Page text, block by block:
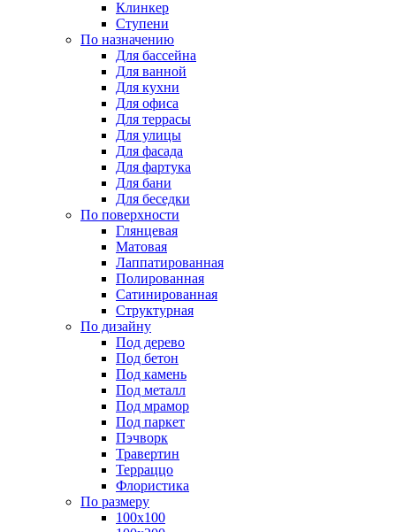
Клинкер
Ступени
По назначению
Для бассейна
Для ванной
Для кухни
Для офиса
Для террасы
Для улицы
Для фасада
Для фартука
Для бани
Для беседки
По поверхности
Глянцевая
Матовая
Лаппатированная
Полированная
Сатинированная
Структурная
По дизайну
Под дерево
Под бетон
Под камень
Под металл
Под мрамор
Под паркет
Пэчворк
Травертин
Терраццо
Флористика
По размеру
100х100